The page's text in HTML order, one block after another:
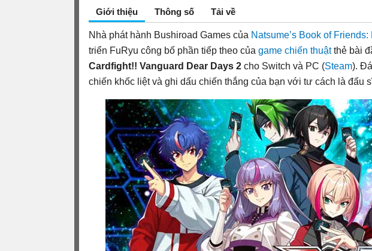
Giới thiệu Thông số Tải về
Nhà phát hành Bushiroad Games của Natsume’s Book of
triển FuRyu công bố phần tiếp theo của game chiến thuậtthẻ bài
Cardfight!! Vanguard Dear Days 2 cho Switch và PC (Steam).
chiến khốc liệt và ghi dấu chiến thắng của bạn với tư cách là đấu